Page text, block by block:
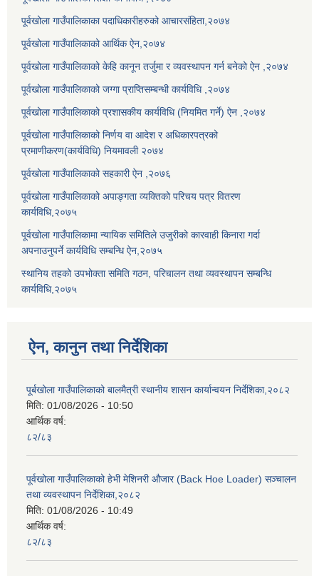
पूर्वखोला गाउँपालिकाका पदाधिकारीहरुको आचारसंहिता,२०७४
पूर्वखोला गाउँपालिकाको आर्थिक ऐन,२०७४
पूर्वखोला गाउँपालिकाको केहि कानून तर्जुमा र व्यवस्थापन गर्न बनेको ऐन ,२०७४
पूर्वखोला गाउँपालिकाको जग्गा प्राप्तिसम्बन्धी कार्यविधि ,२०७४
पूर्वखोला गाउँपालिकाको प्रशासकीय कार्यविधि (नियमित गर्ने) ऐन ,२०७४
पूर्वखोला गाउँपालिकाको निर्णय वा आदेश र अधिकारपत्रको
प्रमाणीकरण(कार्यविधि) नियमावली २०७४
पूर्वखोला गाउँपालिकाको सहकारी ऐन ,२०७६
पूर्वखोला गाउँपालिकाको अपाङ्गता व्यक्तिको परिचय पत्र वितरण
कार्यविधि,२०७५
पूर्वखोला गाउँपालिकामा न्यायिक समितिले उजुरीको कारवाही किनारा गर्दा
अपनाउनुपर्ने कार्यविधि सम्बन्धि ऐन,२०७५
स्थानिय तहको उपभोक्ता समिति गठन, परिचालन तथा व्यवस्थापन सम्बन्धि
कार्यविधि,२०७५
ऐन, कानुन तथा निर्देशिका
पूर्बखोला गाउँपालिकाको बालमैत्री स्थानीय शासन कार्यान्वयन निर्देशिका,२०८२
मिति: 01/08/2026 - 10:50
आर्थिक वर्ष:
८२/८३
पूर्वखोला गाउँपालिकाको हेभी मेशिनरी औजार (Back Hoe Loader) सञ्चालन
तथा व्यवस्थापन निर्देशिका,२०८२
मिति: 01/08/2026 - 10:49
आर्थिक वर्ष:
८२/८३